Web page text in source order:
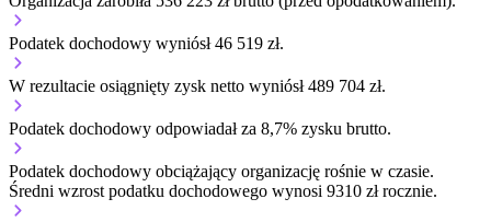
Podatek dochodowy wyniósł 46 519 zł.
W rezultacie osiągnięty zysk netto wyniósł 489 704 zł.
Podatek dochodowy odpowiadał za 8,7% zysku brutto.
Podatek dochodowy obciążający organizację rośnie w czasie.
Średni wzrost podatku dochodowego wynosi 9310 zł rocznie.